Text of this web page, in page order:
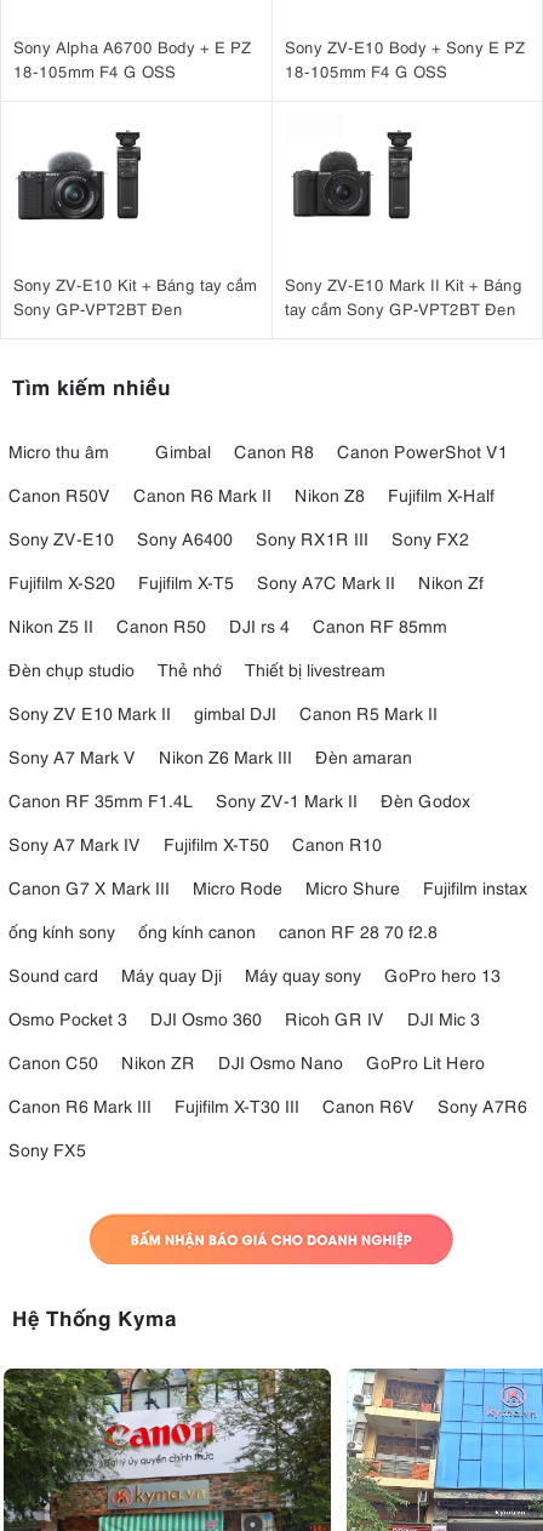
Sony Alpha A6700 Body + E PZ
18-105mm F4 G OSS
Sony ZV-E10 Body + Sony E PZ
18-105mm F4 G OSS
Sony ZV-E10 Kit + Báng tay cầm
Sony GP-VPT2BT Đen
Sony ZV-E10 Mark II Kit + Báng
tay cầm Sony GP-VPT2BT Đen
Tìm kiếm nhiều
Micro thu âm Gimbal Canon R8
Canon PowerShot V1
Canon R50V
Canon R6 Mark II Nikon Z8
Fujifilm X-Half
Sony ZV-E10
Sony A6400 Sony RX1R III
Sony FX2
Fujifilm X-S20
Fujifilm X-T5 Sony A7C Mark II
Nikon Zf
Nikon Z5 II
Canon R50 DJI rs 4
Canon RF 85mm
Đèn chụp studio
Thẻ nhớ
Thiết bị livestream
Sony ZV E10 Mark II
gimbal DJI
Canon R5 Mark II
Sony A7 Mark V
Nikon Z6 Mark III
Đèn amaran
Canon RF 35mm F1.4L
Sony ZV-1 Mark II
Đèn Godox
Sony A7 Mark IV
Fujifilm X-T50
Canon R10
Canon G7 X Mark III
Micro Rode Micro Shure
Fujifilm instax
ống kính sony
ống kính canon
canon RF 28 70 f2.8
Sound card
Máy quay Dji Máy quay sony
GoPro hero 13
Osmo Pocket 3
DJI Osmo 360 Ricoh GR IV
DJI Mic 3
Canon C50
Nikon ZR DJI Osmo Nano
GoPro Lit Hero
Canon R6 Mark III
Fujifilm X-T30 III Canon R6V
Sony A7R6
Sony FX5
Hệ Thống Kyma